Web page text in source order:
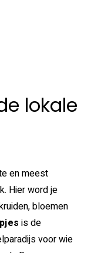
lokale
en meest
Hier word je
bloemen
is de
voor wie